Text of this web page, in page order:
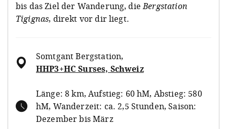
bis das Ziel der Wanderung, dieBergstation
Tigignas, direkt vor dir liegt.
Somtgant Bergstation,
HHP3+HC Surses, Schweiz
Länge: 8 km, Aufstieg: 60 hM, Abstieg: 580
hM, Wanderzeit: ca. 2,5 Stunden, Saison:
Dezember bis März